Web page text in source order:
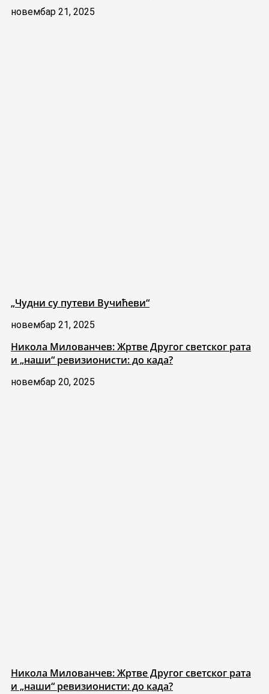
новембар 21, 2025
„Чудни су путеви Вучићеви“
новембар 21, 2025
Никола Милованчев: Жртве Другог светског рата
и „наши“ ревизионисти: до када?
новембар 20, 2025
Никола Милованчев: Жртве Другог светског рата
и „наши“ ревизионисти: до када?